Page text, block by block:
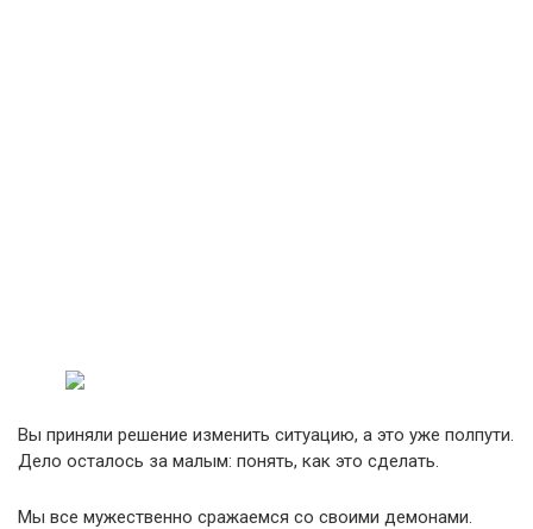
Вы приняли решение изменить ситуацию, а это уже полпути.
Дело осталось за малым: понять, как это сделать.
Мы все мужественно сражаемся со своими демонами.